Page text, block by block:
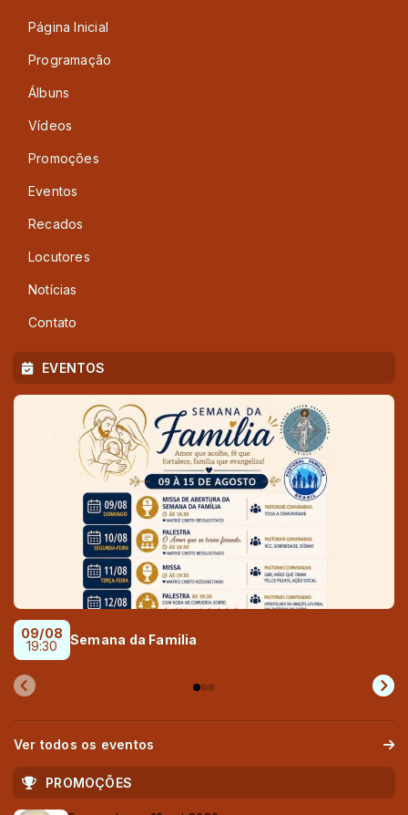
Página Inicial
Programação
Álbuns
Vídeos
Promoções
Eventos
Recados
Locutores
Notícias
Contato
EVENTOS
09/08
19:30
Semana da Familia
Ver todos os eventos
PROMOÇÕES